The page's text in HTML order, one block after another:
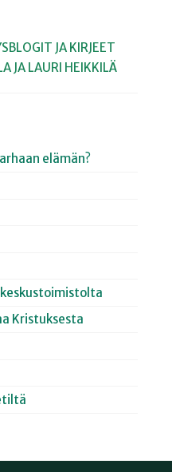
JA KIRJEET
JA LAURI HEIKKILÄ
elämän?
Kristuksesta